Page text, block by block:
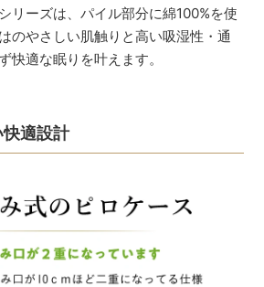
リーズは、パイル部分に綿100%を使
のやさしい肌触りと高い吸湿性・通
快適な眠りを叶えます。
適設計